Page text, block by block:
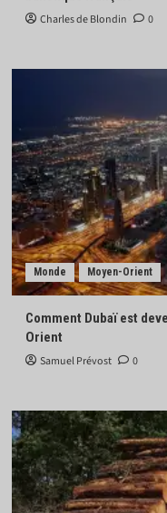
Charles de Blondin 0
Monde Moyen-Orient
Comment Dubaï est
Orient
Samuel Prévost 0